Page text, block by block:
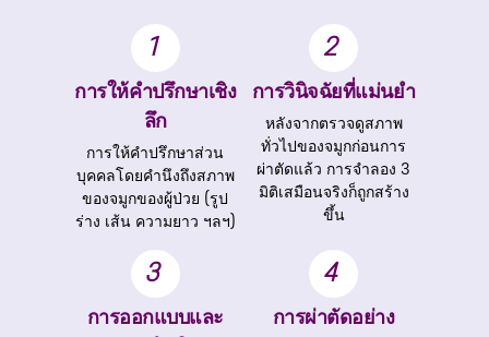
1
การให้คำปรึกษาเชิง
ลึก
การให้คำปรึกษาส่วน
บุคคลโดยคำนึงถึงสภาพ
ของจมูกของผู้ป่วย (รูป
ร่าง เส้น ความยาว ฯลฯ)
2
การวินิจฉัยที่แม่นยำ
หลังจากตรวจดูสภาพ
ทั่วไปของจมูกก่อนการ
ผ่าตัดแล้ว การจำลอง 3
มิติเสมือนจริงก็ถูกสร้าง
ขึ้น
3
การออกแบบและ
4
การผ่าตัดอย่าง